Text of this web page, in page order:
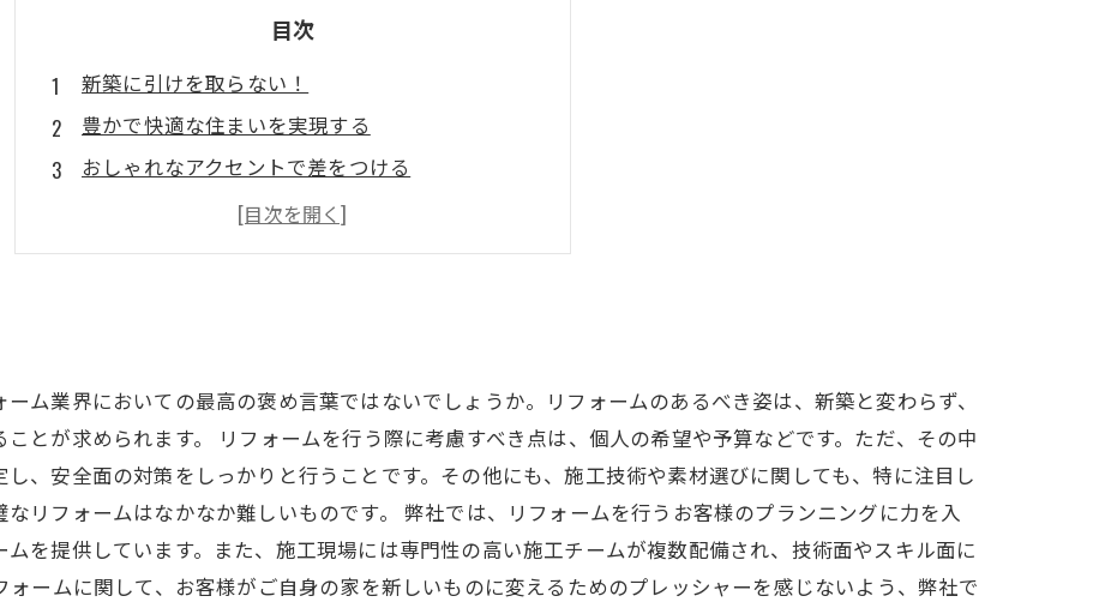
目次
新築に引けを取らない！
豊かで快適な住まいを実現する
おしゃれなアクセントで差をつける
スペースを有効活用する工夫
今すぐ使える！
ム業界においての最高の褒め言葉ではないでしょうか。リフォームのあるべき姿は、新築と変わらず、
とが求められます。 リフォームを行う際に考慮すべき点は、個人の希望や予算などです。ただ、その中
、安全面の対策をしっかりと行うことです。その他にも、施工技術や素材選びに関しても、特に注目し
リフォームはなかなか難しいものです。 弊社では、リフォームを行うお客様のプランニングに力を入
を提供しています。また、施工現場には専門性の高い施工チームが複数配備され、技術面やスキル面に
ームに関して、お客様がご自身の家を新しいものに変えるためのプレッシャーを感じないよう、弊社で